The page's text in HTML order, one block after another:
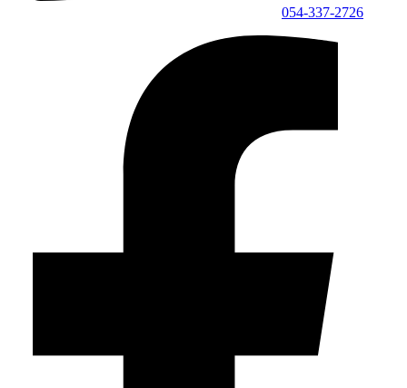
054-337-2726⁩